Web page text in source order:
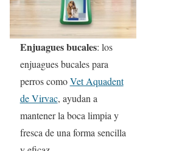
Enjuagues bucales: los
enjuagues bucales para
perros comoVet Aquadent
de Virvac, ayudan a
mantener la boca limpia y
fresca de una forma sencilla